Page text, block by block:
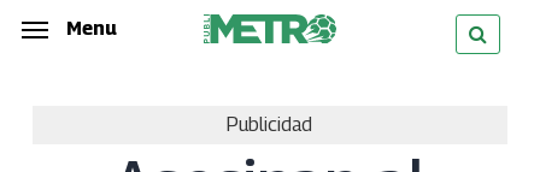
Skip
Menu
Publicidad
Menu